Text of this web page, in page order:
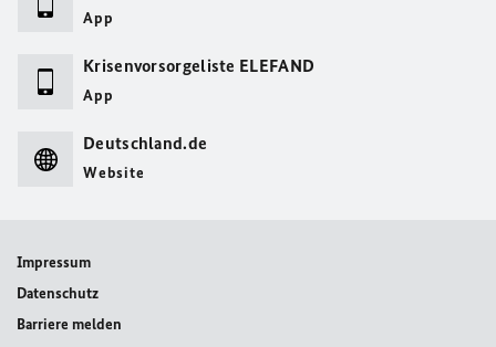
App
Krisenvorsorgeliste ELEFAND
App
Deutschland.de
Website
Impressum
Datenschutz
Barriere melden